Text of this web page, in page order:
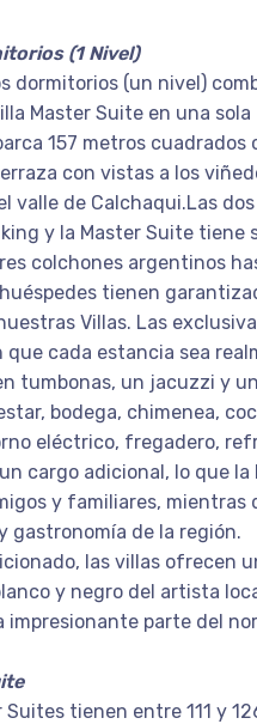
(1 Nivel)
dormitorios (un nivel)
Master Suite en una
157 metros cuadrados
con vistas a los
valle de Calchaqui.Las
y la Master Suite tiene
colchones argentinos
tienen
Villas. Las
que cada estancia sea
tumbonas, un jacuzzi y
bodega, chimenea,
eléctrico, fregadero,
cargo adicional, lo que
y familiares, mientras
gastronomía de la región.
las villas ofrecen
y negro del artista
impresionante parte del
Suites tienen entre 111 y